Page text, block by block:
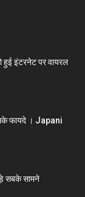
हुई इंटरनेट पर वायरल
फायदे । Japani
सबके सामने